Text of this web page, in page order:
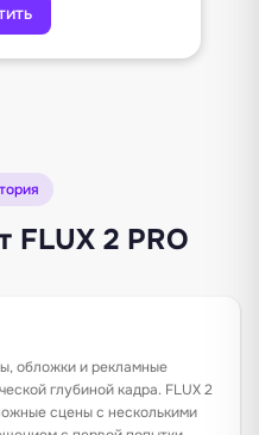
FLUX 2 PRO
обложки и рекламные
глубиной кадра. FLUX 2
сцены с несколькими